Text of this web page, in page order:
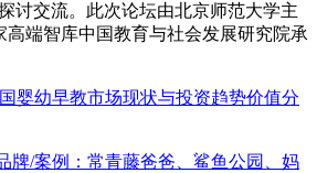
讨交流。此次论坛由北京师范大学主
高端智库中国教育与社会发展研究院承
婴幼早教市场现状与投资趋势价值分
牌/案例：常青藤爸爸、鲨鱼公园、妈